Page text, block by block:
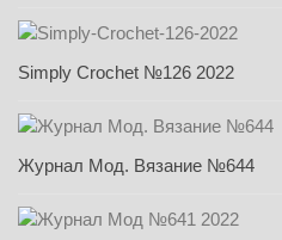
Simply Crochet №126 2022
Журнал Мод. Вязание №644